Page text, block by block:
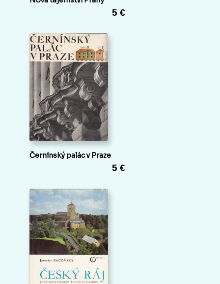
5 €
Černínský palác v Praze
5 €